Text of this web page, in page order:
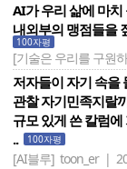
AI가 우리 삶에 마치
내외부의 맹점들을
100자평
[기술은 우리를 구원
저자들이 자기 속을
관찰 자기민족지랄
규모 있게 쓴 칼럼
..
100자평
[AI블루] toon_er |